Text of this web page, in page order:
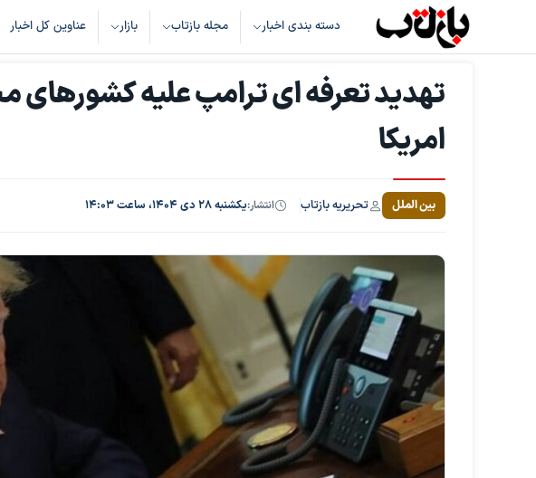
دسته بندی اخبار مجله بازتاب بازار عناوین کل اخبار
تهدید تعرفه ای ترامپ علیه کشورهای
امریکا
بین الملل تحریریه بازتاب انتشار:یکشنبه ۲۸ دی ۱۴۰۴، ساعت ۱۴:۰۳